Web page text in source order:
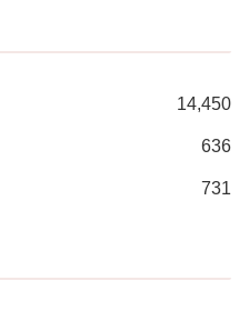
14,450
636
731